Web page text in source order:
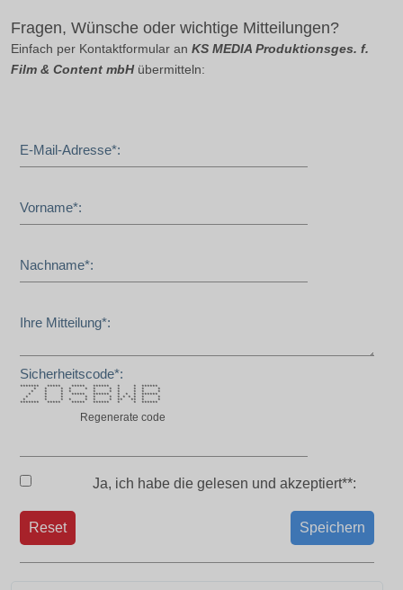
Fragen, Wünsche oder wichtige Mitteilungen?
Einfach per Kontaktformular an KS MEDIA Produktionsges. f.
Film & Content mbHübermitteln:
E-Mail-Adresse*:
Vorname*:
Nachname*:
Ihre Mitteilung*:
Sicherheitscode*:
******* ***** ***** ****** * * ******
* * * * * * * * * * *
* * * * * * * * * *
* * * ***** ****** * * * ******
* * * * * * * * * * * *
* * * * * * * ** ** * *
******* ***** ***** ****** * * ******
Regenerate code
Ja, ich habe die gelesen und akzeptiert**:
Speichern
Reset